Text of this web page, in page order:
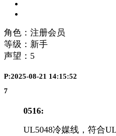
角色：注册会员
等级：新手
声望： 5
P:2025-08-21 14:15:52
7
0516:
UL5048冷媒线，符合